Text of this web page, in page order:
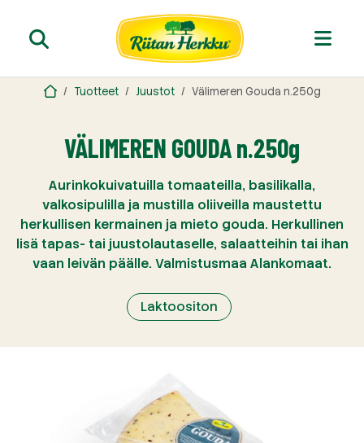
Tuotteet Juustot Välimeren Gouda n.250g
VÄLIMEREN GOUDA n.250g
Aurinkokuivatuilla tomaateilla, basilikalla,
valkosipulilla ja mustilla oliiveilla maustettu
herkullisen kermainen ja mieto gouda. Herkullinen
lisä tapas- tai juustolautaselle, salaatteihin tai ihan
vaan leivän päälle. Valmistusmaa Alankomaat.
Laktoositon